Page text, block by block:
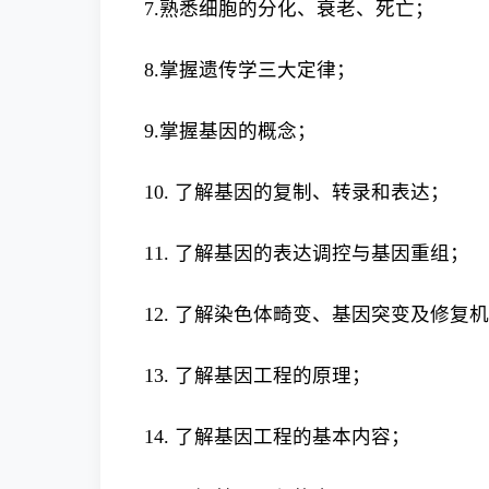
7.熟悉细胞的分化、衰老、死亡；
8.掌握遗传学三大定律；
9.掌握基因的概念；
10. 了解基因的复制、转录和表达；
11. 了解基因的表达调控与基因重组；
12. 了解染色体畸变、基因突变及修复
13. 了解基因工程的原理；
14. 了解基因工程的基本内容；